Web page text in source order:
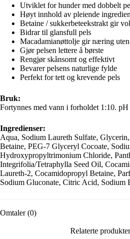
Utviklet for hunder med dobbelt
Høyt innhold av pleiende
Betaine / sukkerbeteekstrakt gir
Bidrar til glansfull pels
Macadamianøttolje gir næring uten
Gjør pelsen lettere å børste
Rengjør skånsomt og effektivt
Bevarer pelsens naturlige fylde
Perfekt for tett og krevende pels
Bruk:
Fortynnes med vann i forholdet 1:10. pH
Ingredienser:
Aqua, Sodium Laureth Sulfate,
Betaine, PEG-7 Glyceryl Cocoate,
Hydroxypropyltrimonium Chloride,
Integrifolia/Tetraphylla Seed Oil,
Laureth-2, Cocamidopropyl Betaine,
Sodium Gluconate, Citric Acid, Sodium
Omtaler (0)
Relaterte